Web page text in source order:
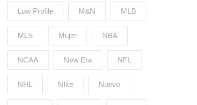
Low Profile M&N MLB
MLS Mujer NBA
NCAA New Era NFL
NHL NIke Nuevo